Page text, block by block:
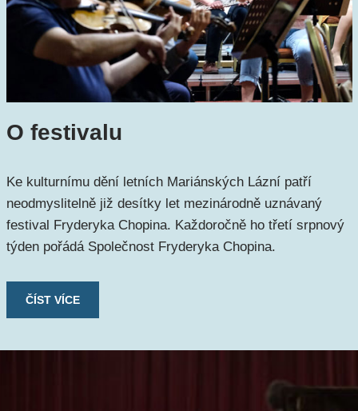
O festivalu
Ke kulturnímu dění letních Mariánských Lázní patří
neodmyslitelně již desítky let mezinárodně uznávaný
festival Fryderyka Chopina. Každoročně ho třetí srpnový
týden pořádá Společnost Fryderyka Chopina.
ČÍST VÍCE